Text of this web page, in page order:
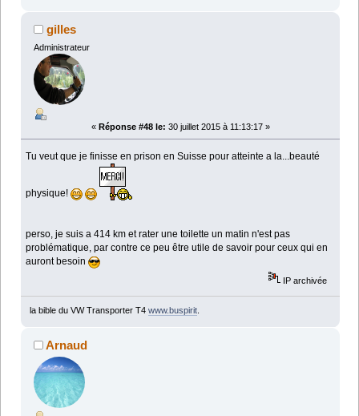
gilles
Administrateur
« Réponse #48 le: 30 juillet 2015 à 11:13:17 »
Tu veut que je finisse en prison en Suisse pour atteinte a la...beauté
physique!
perso, je suis a 414 km et rater une toilette un matin n'est pas
problématique, par contre ce peu être utile de savoir pour ceux qui en
auront besoin
IP archivée
la bible du VW Transporter T4 www.buspirit.
Arnaud